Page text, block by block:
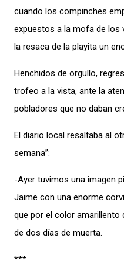
cuando los compinches
expuestos a la mofa de los
la resaca de la playita un
Henchidos de orgullo,
trofeo a la vista, ante la
pobladores que no daban
El diario local resaltaba al
semana”:
-Ayer tuvimos una imagen
Jaime con una enorme
que por el color amarillento
de dos días de muerta.
***